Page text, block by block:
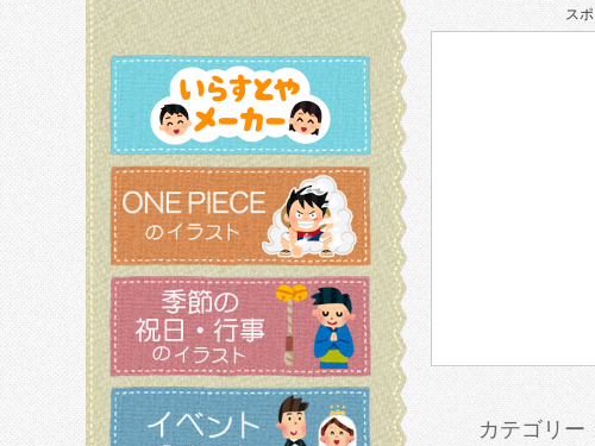
ス
カテゴリー